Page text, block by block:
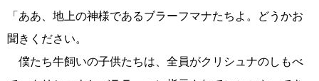
「ああ、地上の神様であるブラーフマナたちよ。どうかお
聞きください。
僕たち牛飼いの子供たちは、全員がクリシュナのしもべ